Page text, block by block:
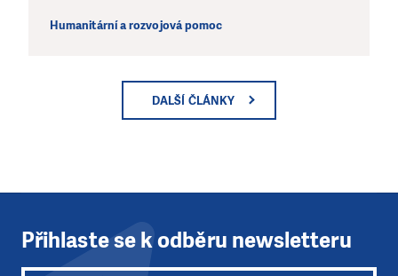
Humanitární a rozvojová pomoc
DALŠÍ ČLÁNKY
Přihlaste se k odběru newsletteru